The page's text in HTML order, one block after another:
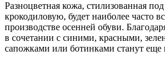
Разноцветная кожа, стилизованная
крокодиловую, будет наиболее часто
производстве осенней обуви.
в сочетании с синими, красными,
сапожками или ботинками станут еще